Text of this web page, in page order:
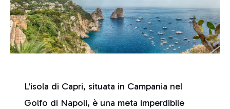
L’isola di Capri, situata in Campania nel
Golfo di Napoli, è una meta imperdibile